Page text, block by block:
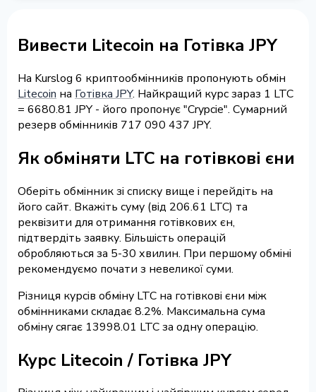
Вивести Litecoin на Готівка JPY
На Kurslog 6 криптообмінників пропонують обмін
Litecoin на Готівка JPY. Найкращий курс зараз 1 LTC
= 6680.81 JPY - його пропонує "Crypcie". Сумарний
резерв обмінників 717 090 437 JPY.
Як обміняти LTC на готівкові єни
Оберіть обмінник зі списку вище і перейдіть на
його сайт. Вкажіть суму (від 206.61 LTC) та
реквізити для отримання готівкових єн,
підтвердіть заявку. Більшість операцій
обробляються за 5-30 хвилин. При першому обміні
рекомендуємо почати з невеликої суми.
Різниця курсів обміну LTC на готівкові єни між
обмінниками складає 8.2%. Максимальна сума
обміну сягає 13998.01 LTC за одну операцію.
Курс Litecoin / Готівка JPY